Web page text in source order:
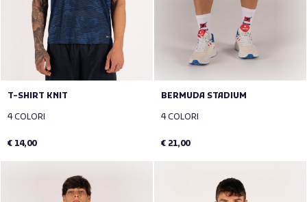
T-SHIRT KNIT
4 COLORI
€ 14,00
BERMUDA STADIUM
4 COLORI
€ 21,00